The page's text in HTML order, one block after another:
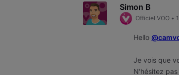
Simon B
Officiel VOO•
Hello
Je vois que
N'hésitez pas